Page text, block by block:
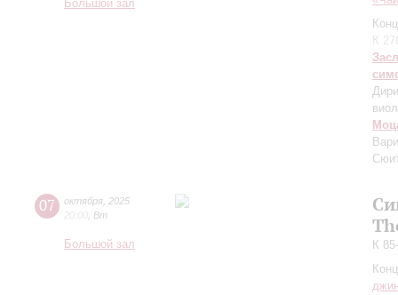
Большой зал
К
07 октября 2025
20:00 Вт
Большой зал
К